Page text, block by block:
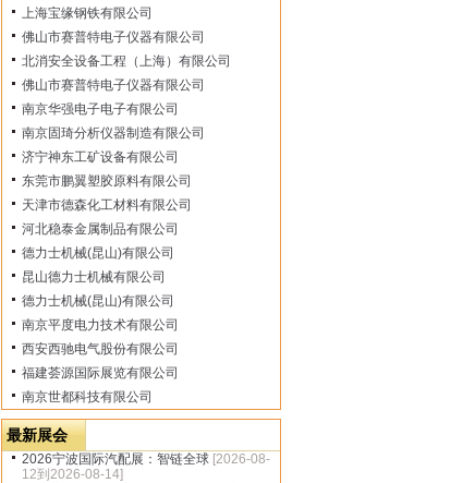
上海宝缘钢铁有限公司
佛山市赛普特电子仪器有限公司
北消安全设备工程（上海）有限公司
佛山市赛普特电子仪器有限公司
南京华强电子电子有限公司
南京固琦分析仪器制造有限公司
济宁神东工矿设备有限公司
东莞市鹏翼塑胶原料有限公司
天津市德森化工材料有限公司
河北稳泰金属制品有限公司
德力士机械(昆山)有限公司
昆山德力士机械有限公司
德力士机械(昆山)有限公司
南京平度电力技术有限公司
西安西驰电气股份有限公司
福建荟源国际展览有限公司
南京世都科技有限公司
最新展会
2026宁波国际汽配展：智链全球 [2026-08-
12到2026-08-14]